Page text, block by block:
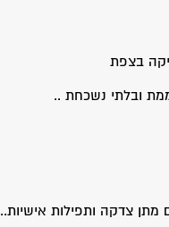
בצפת
ובלתי נשכחת ..
צדקה ותפילות אישיות..